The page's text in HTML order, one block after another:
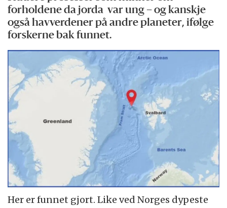
forholdene da jorda var ung – og kanskje
også havverdener på andre planeter, ifølge
forskerne bak funnet.
Her er funnet gjort. Like ved Norges dypeste